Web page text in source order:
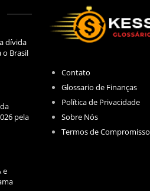
dívida
o Brasil
pela
e
Contato
Glossario de Finanças
Política de Privacidade
Sobre Nós
Termos de Compromisso